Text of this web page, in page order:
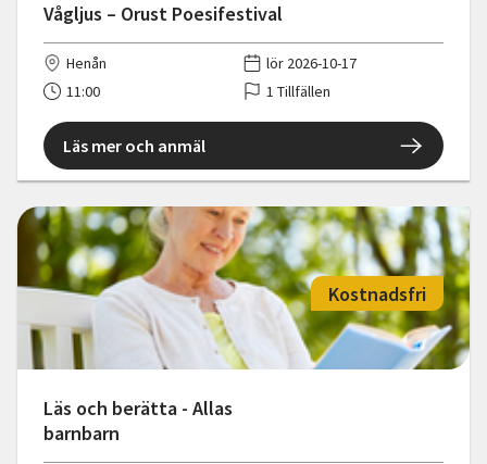
Vågljus – Orust Poesifestival
Henån
lör 2026-10-17
11:00
1 Tillfällen
Läs mer och anmäl
Läs och berätta - Allas
barnbarn
Kostnadsfri